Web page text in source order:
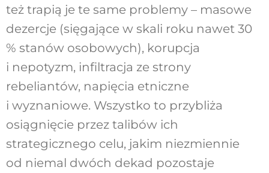
też trapią je te same problemy – masowe
dezercje (sięgające w skali roku nawet 30
% stanów osobowych), korupcja
i nepotyzm, infiltracja ze strony
rebeliantów, napięcia etniczne
i wyznaniowe. Wszystko to przybliża
osiągnięcie przez talibów ich
strategicznego celu, jakim niezmiennie
od niemal dwóch dekad pozostaje